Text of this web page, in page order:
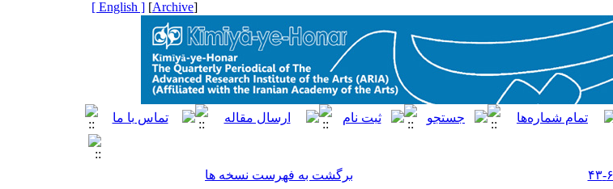
[
Archive
]
[ English ]
برگشت به فهرست نسخه ها